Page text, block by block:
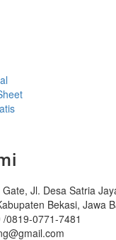
Jl. Desa Satria
Bekasi, Jawa
0819-0771-7481